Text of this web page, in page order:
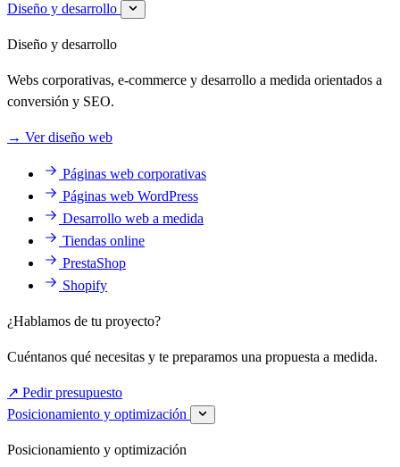
Diseño y desarrollo
Diseño y desarrollo
Webs corporativas, e-commerce y desarrollo a medida orientados a
conversión y SEO.
→ Ver diseño web
Páginas web corporativas
Páginas web WordPress
Desarrollo web a medida
Tiendas online
PrestaShop
Shopify
¿Hablamos de tu proyecto?
Cuéntanos qué necesitas y te preparamos una propuesta a medida.
↗ Pedir presupuesto
Posicionamiento y optimización
Posicionamiento y optimización